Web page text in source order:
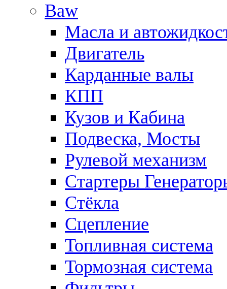
Baw
Масла и
Двигатель
Карданные валы
КПП
Кузов и Кабина
Подвеска, Мосты
Рулевой механизм
Стартеры
Стёкла
Сцепление
Топливная система
Тормозная система